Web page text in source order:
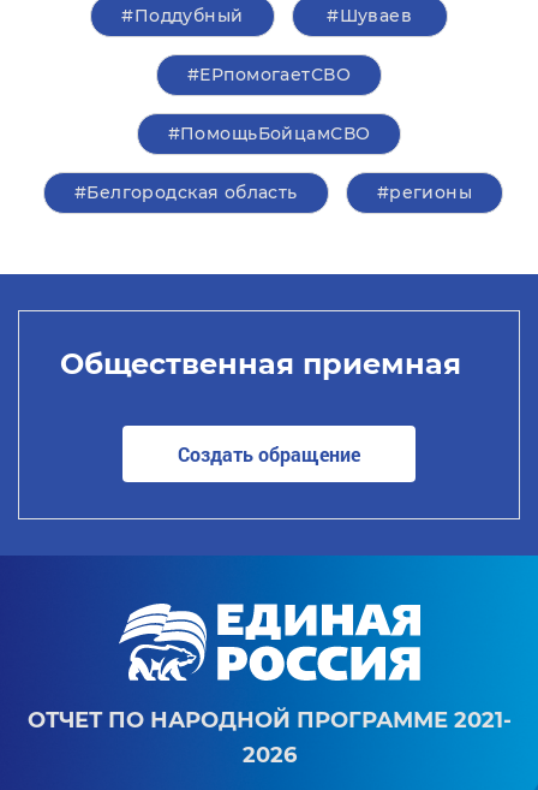
#Поддубный #Шуваев
#ЕРпомогаетСВО
#ПомощьБойцамСВО
#Белгородская область #регионы
Общественная приемная
Создать обращение
ОТЧЕТ ПО НАРОДНОЙ ПРОГРАММЕ 2021-
2026